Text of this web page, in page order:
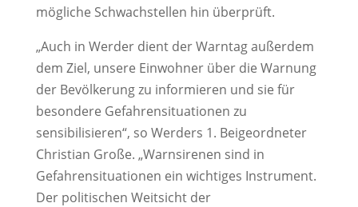
mögliche Schwachstellen hin überprüft.
„Auch in Werder dient der Warntag außerdem
dem Ziel, unsere Einwohner über die Warnung
der Bevölkerung zu informieren und sie für
besondere Gefahrensituationen zu
sensibilisieren“, so Werders 1. Beigeordneter
Christian Große. „Warnsirenen sind in
Gefahrensituationen ein wichtiges Instrument.
Der politischen Weitsicht der